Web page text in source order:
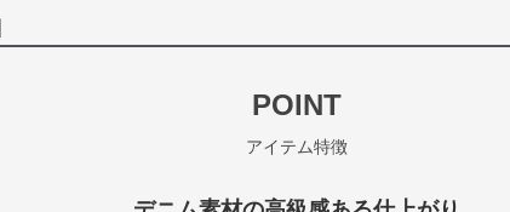
POINT
アイテム特徴